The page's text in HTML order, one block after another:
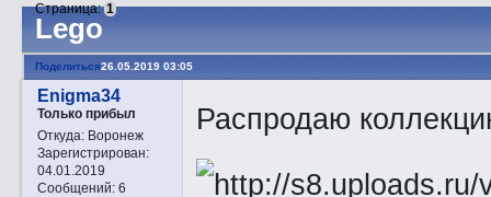
Lego
Страница:1
Поделиться26.05.2019 03:05
Enigma34
Только прибыл
Откуда:Воронеж
Зарегистрирован:
04.01.2019
Сообщений:6
Распродаю